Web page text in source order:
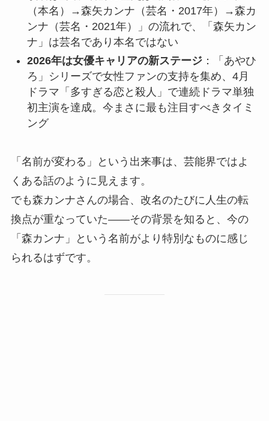
（本名）→森矢カンナ（芸名・2017年）→森カ
ンナ（芸名・2021年）」の流れで、「森矢カン
ナ」は芸名であり本名ではない
2026年は女優キャリアの新ステージ：「あやひ
ろ」シリーズで女性ファンの支持を集め、4月
ドラマ「多すぎる恋と殺人」で連続ドラマ単独
初主演を達成。今まさに最も注目すべきタイミ
ング
「名前が変わる」という出来事は、芸能界ではよ
くある話のように見えます。
でも森カンナさんの場合、改名のたびに人生の転
換点が重なっていた——その背景を知ると、今の
「森カンナ」という名前がより特別なものに感じ
られるはずです。